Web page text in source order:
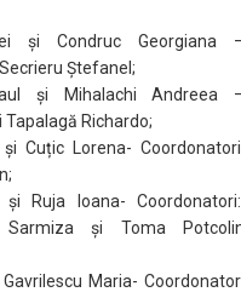
și Condruc Georgiana
Ștefanel;
și Mihalachi Andreea
Richardo;
și Cuțic Lorena-
Ruja Ioana-
Sarmiza și Toma
Maria-